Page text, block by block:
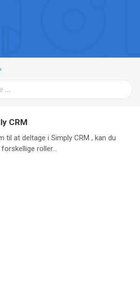
CRM
til at deltage i Simply CRM , kan du
roller...